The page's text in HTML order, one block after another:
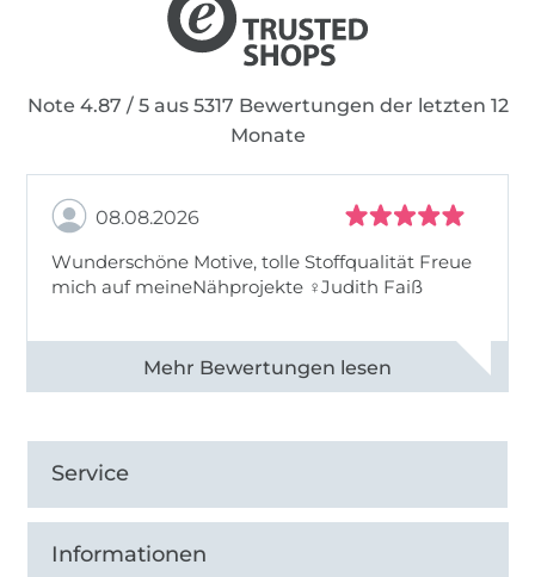
Note 4.87 / 5 aus 5317 Bewertungen der letzten 12
Monate
08.08.2026
Wunderschöne Motive, tolle Stoffqualität Freue
mich auf meineNähprojekte ♀Judith Faiß
Alle 82990 Bewertungen ansehen
Service
Informationen